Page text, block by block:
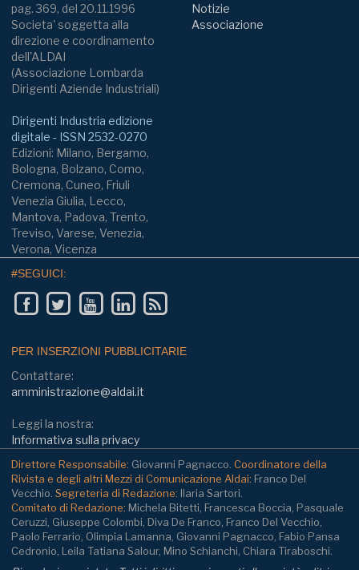
pag. 369, del 20.11.1996
Societa' soggetta alla
direzione e coordinamento
dell'ALDAI
(Associazione Lombarda
Dirigenti Aziende Industriali)
Dirigenti Industria edizione
digitale - ISSN 2532-0270
Edizioni: Milano, Bergamo,
Bologna, Bolzano, Como,
Cremona, Cuneo, Friuli
Venezia Giulia, Lecco,
Mantova, Padova, Trento,
Treviso, Varese, Venezia,
Verona, Vicenza
Notizie
Associazione
#SEGUICI:
PER INSERZIONI PUBBLICITARIE
Contattare:
amministrazione@aldai.it
Leggi la nostra:
Informativa sulla privacy
Direttore Responsabile: Giovanni Pagnacco. Coordinatore della
Rivista e degli altri Mezzi di Comunicazione Aldai: Franco Del
Vecchio. Segreteria di Redazione: Ilaria Sartori.
Comitato di Redazione: Michela Bitetti, Francesca Boccia, Pasquale
Ceruzzi, Giuseppe Colombi, Diva De Franco, Franco Del Vecchio,
Paolo Ferrario, Olimpia Lamanna, Giovanni Pagnacco, Fabio Pansa
Cedronio, Leila Tatiana Salour, Mino Schianchi, Chiara Tiraboschi.